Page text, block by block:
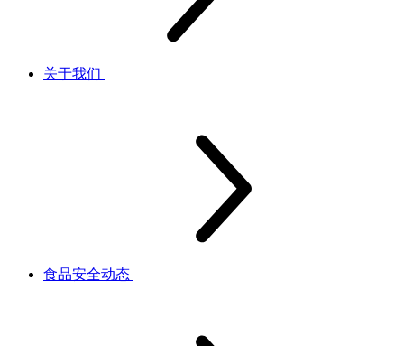
关于我们
食品安全动态